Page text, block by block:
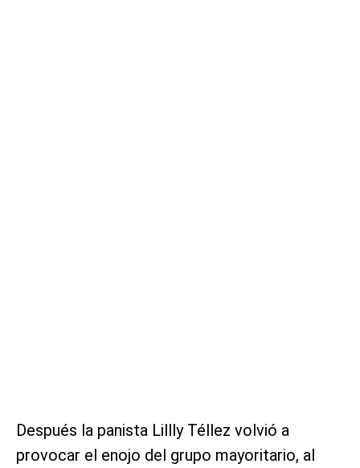
Después la panista Lillly Téllez volvió a
provocar el enojo del grupo mayoritario, al